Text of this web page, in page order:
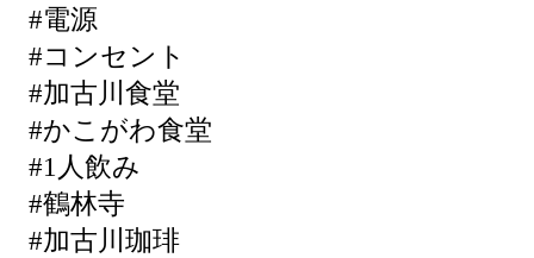
#電源
#コンセント
#加古川食堂
#かこがわ食堂
#1人飲み
#鶴林寺
#加古川珈琲